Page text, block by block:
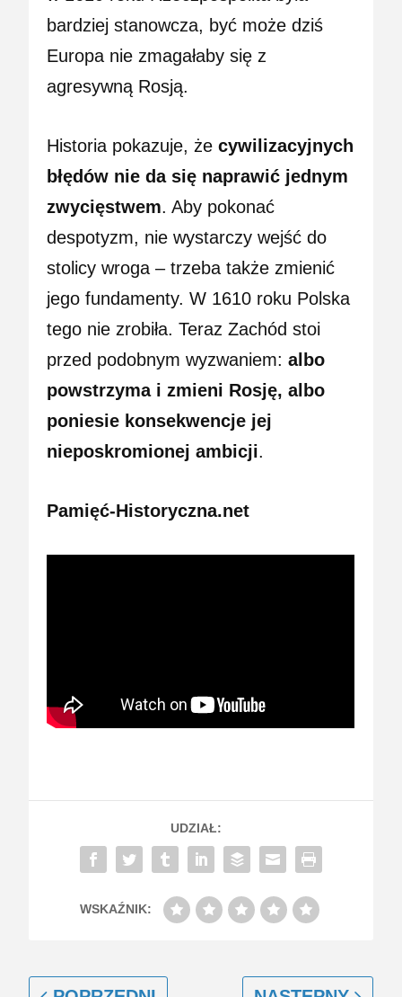
bardziej stanowcza, być może dziś
Europa nie zmagałaby się z
agresywną Rosją.
Historia pokazuje, żecywilizacyjnych
błędów nie da się naprawić jednym
zwycięstwem. Aby pokonać
despotyzm, nie wystarczy wejść do
stolicy wroga – trzeba także zmienić
jego fundamenty. W 1610 roku Polska
tego nie zrobiła. Teraz Zachód stoi
przed podobnym wyzwaniem:albo
powstrzyma i zmieni Rosję, albo
poniesie konsekwencje jej
nieposkromionej ambicji.
Pamięć-Historyczna.net
UDZIAŁ:
WSKAŹNIK: